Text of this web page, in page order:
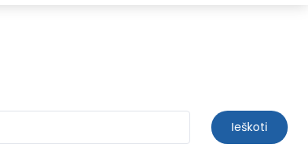
Ieškoti